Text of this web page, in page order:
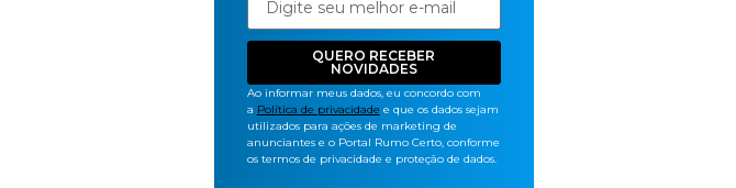
QUERO RECEBER
NOVIDADES
Ao informar meus dados, eu concordo com
a Política de privacidade e que os dados sejam
utilizados para ações de marketing de
anunciantes e o Portal Rumo Certo, conforme
os termos de privacidade e proteção de dados.